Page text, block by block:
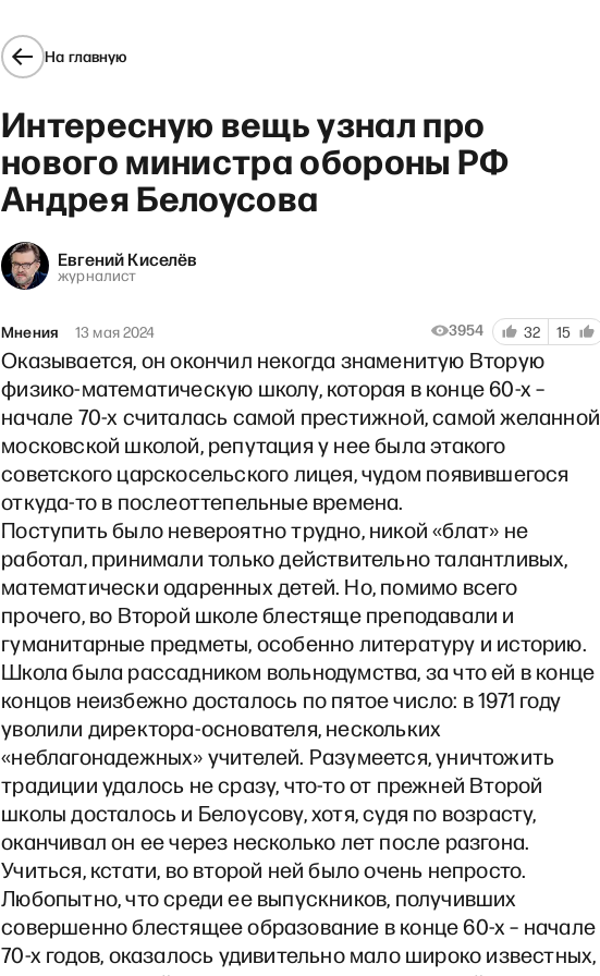
На главную
Интересную вещь узнал про
нового министра обороны РФ
Андрея Белоусова
Евгений Киселёв
журналист
Мнения 13 мая 2024 3954 32 15
Оказывается, он окончил некогда знаменитую Вторую
физико-математическую школу, которая в конце 60-х –
начале 70-х считалась самой престижной, самой желанной
московской школой, репутация у нее была этакого
советского царскосельского лицея, чудом появившегося
откуда-то в послеоттепельные времена.
Поступить было невероятно трудно, никой «блат» не
работал, принимали только действительно талантливых,
математически одаренных детей. Но, помимо всего
прочего, во Второй школе блестяще преподавали и
гуманитарные предметы, особенно литературу и историю.
Школа была рассадником вольнодумства, за что ей в конце
концов неизбежно досталось по пятое число: в 1971 году
уволили директора-основателя, нескольких
«неблагонадежных» учителей. Разумеется, уничтожить
традиции удалось не сразу, что-то от прежней Второй
школы досталось и Белоусову, хотя, судя по возрасту,
оканчивал он ее через несколько лет после разгона.
Учиться, кстати, во второй ней было очень непросто.
Любопытно, что среди ее выпускников, получивших
совершенно блестящее образование в конце 60-х – начале
70-х годов, оказалось удивительно мало широко известных,